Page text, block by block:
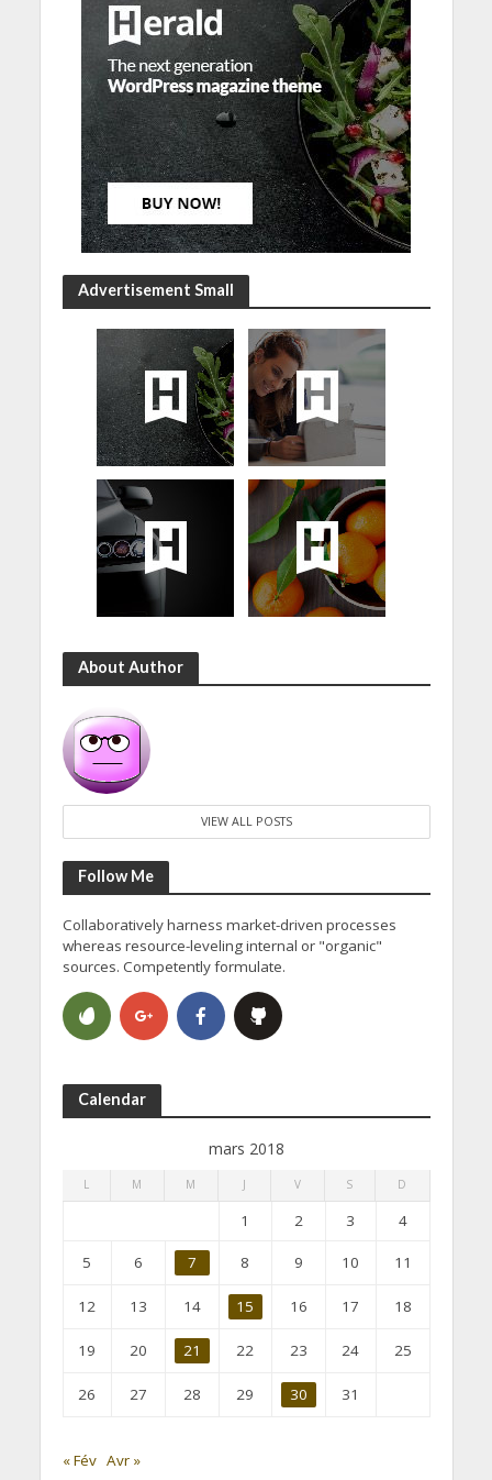
Advertisement Small
About Author
VIEW ALL POSTS
Follow Me
Collaboratively harness market-driven processes
whereas resource-leveling internal or "organic"
sources. Competently formulate.
Calendar
mars 2018
L M M J V S D
1 2 3 4
5 6 7 8 9 10 11
12 13 14 15 16 17 18
19 20 21 22 23 24 25
26 27 28 29 30 31
« Fév Avr »